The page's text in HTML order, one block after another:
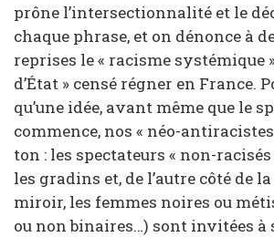
prône l’intersectionnalité et le
chaque phrase, et on dénonce à
reprises le « racisme systémique
d’État » censé régner en France.
qu’une idée, avant même que le
commence, nos « néo-
ton : les spectateurs « non-racisés
les gradins et, de l’autre côté de la
miroir, les femmes noires ou
ou non binaires…) sont invitées à